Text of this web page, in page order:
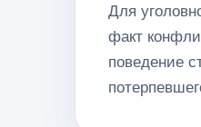
Для
факт
поведение